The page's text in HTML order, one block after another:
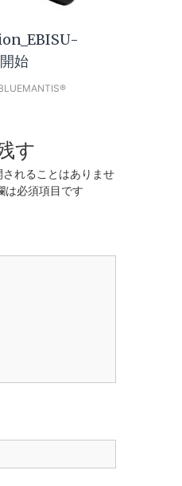
始
す
されることはありませ
は必須項目です